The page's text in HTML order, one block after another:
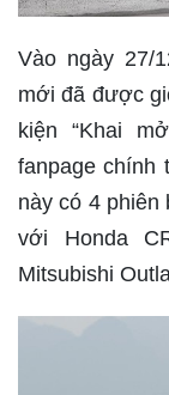
Vào ngày 27/
mới đã được
kiện “Khai
fanpage chính
này có 4 phiên
với Honda
Mitsubishi